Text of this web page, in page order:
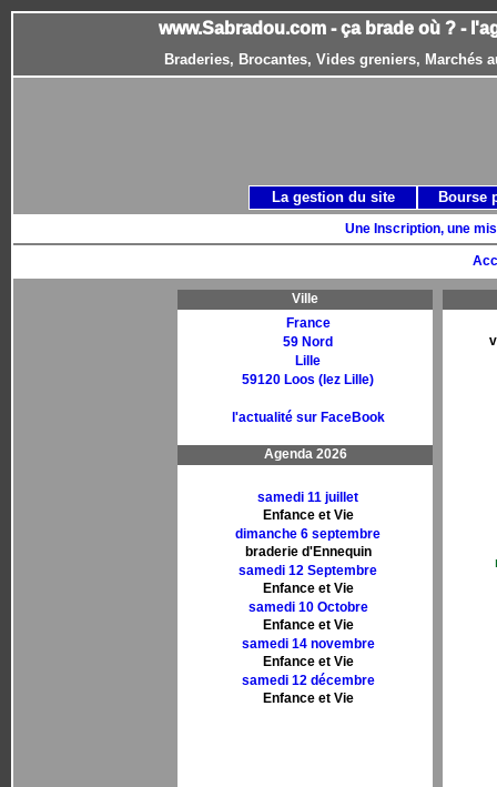
www.Sabradou.com - ça brade où ? -
Braderies, Brocantes, Vides greniers, Marchés
Une Inscription, une
Ville
France
59 Nord
Lille
59120 Loos (lez Lille)
l'actualité sur FaceBook
Agenda 2026
samedi 11 juillet
Enfance et Vie
dimanche 6 septembre
braderie d'Ennequin
samedi 12 Septembre
Enfance et Vie
samedi 10 Octobre
Enfance et Vie
samedi 14 novembre
Enfance et Vie
samedi 12 décembre
Enfance et Vie
La gestion du site Bourse